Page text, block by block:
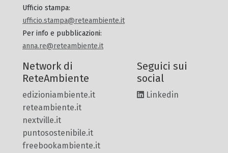
Ufficio stampa:
ufficio.stampa@reteambiente.it
Per info e pubblicazioni:
anna.re@reteambiente.it
Network di
ReteAmbiente
edizioniambiente.it
reteambiente.it
nextville.it
puntosostenibile.it
freebookambiente.it
Seguici sui
social
Linkedin